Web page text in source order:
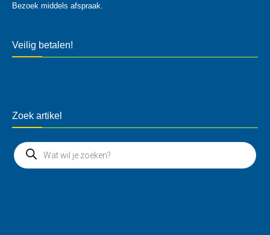
Bezoek middels afspraak.
Veilig betalen!
Zoek artikel